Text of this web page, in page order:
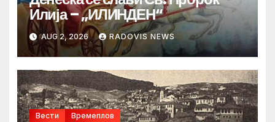
Илија – „ИЛИНДЕН“
AUG 2, 2026 RADOVIS NEWS
Вести Времеплов